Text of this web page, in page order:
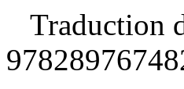
Traduction